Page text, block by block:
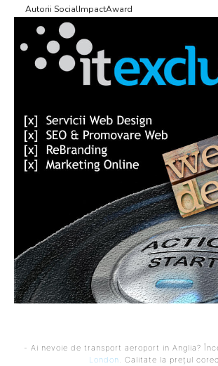
Autorii SocialImpactAward
- Ai nevoie de transport aeroport in Anglia?
London. Calitate la prețul